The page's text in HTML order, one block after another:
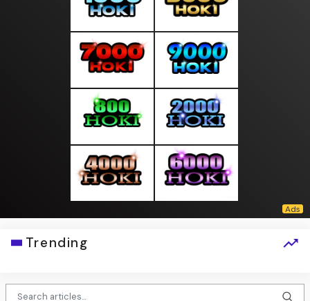
Trending